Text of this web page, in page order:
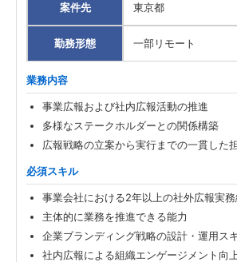
案件先 東京都
勤務形態 一部リモート
業務内容
事業広報および社内広報活動の推進
多様なステークホルダーとの関係構築
広報戦略の立案から実行までの一貫した
必須スキル
事業会社における2年以上の社外広報実
主体的に業務を推進できる能力
企業ブランディング戦略の設計・運用ス
社内広報による組織エンゲージメント向